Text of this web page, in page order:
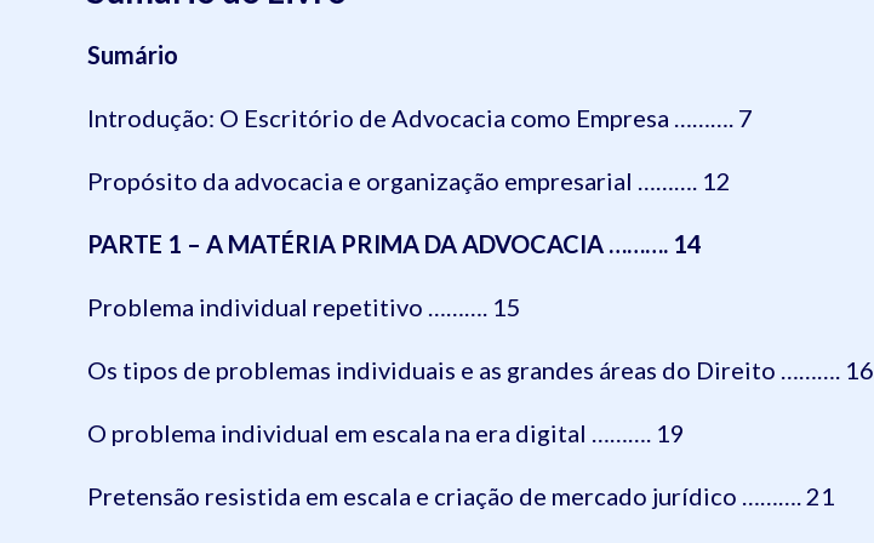
Sumário
Introdução: O Escritório de Advocacia como Empresa ………. 7
Propósito da advocacia e organização empresarial ………. 12
PARTE 1 – A MATÉRIA PRIMA DA ADVOCACIA ………. 14
Problema individual repetitivo ………. 15
Os tipos de problemas individuais e as grandes áreas do Direito ………. 16
O problema individual em escala na era digital ………. 19
Pretensão resistida em escala e criação de mercado jurídico ………. 21